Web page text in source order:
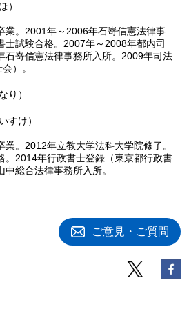
）
業。2001年～2006年石嵜信憲法律事
士試験合格。2007年～2008年都内司
石嵜信憲法律事務所入所。2009年司法
）。
り）
すけ）
。2012年立教大学法科大学院修了。
。2014年行政書士登録（東京都行政書
総合法律事務所入所。
ご意見・ご質問